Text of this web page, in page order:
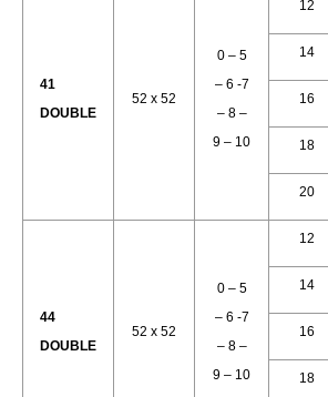
41
DOUBLE
52 x 52
0 – 5
– 6 -7
– 8 –
9 – 10
12
14
16
18
20
44
DOUBLE
52 x 52
0 – 5
– 6 -7
– 8 –
9 – 10
12
14
16
18